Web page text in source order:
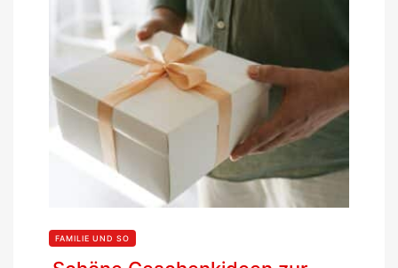
FAMILIE UND SO